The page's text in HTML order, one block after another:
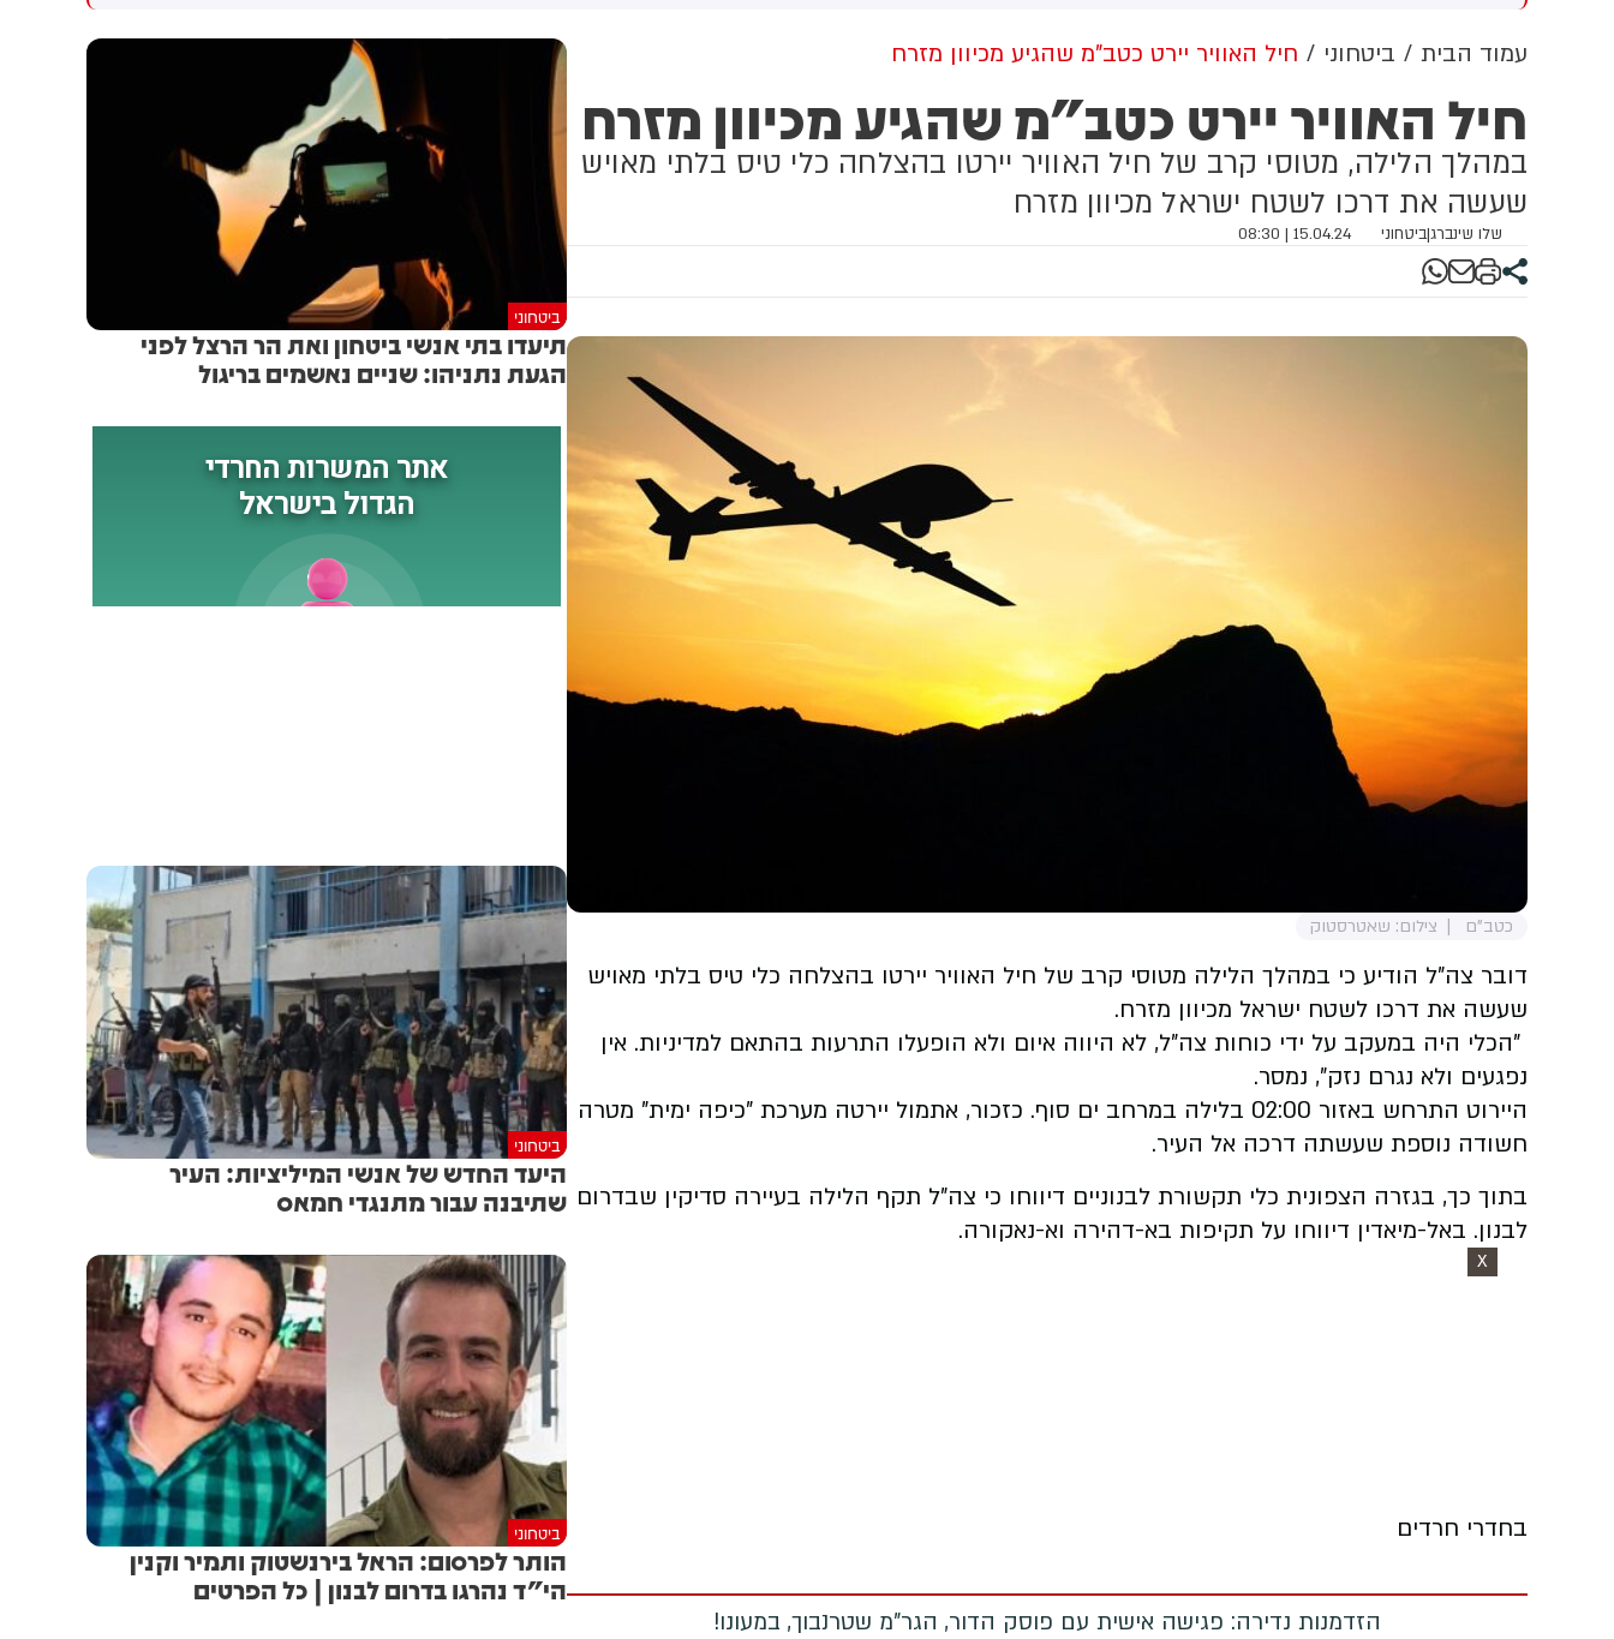
האזרחי. המהלך תלוי באישור
עמוד הבית ביטחוני חיל האוויר יירט כטב"מ שהגיע מכיוון מזרח
חיל האוויר יירט כטב"מ שהגיע מכיוון מזרח
במהלך הלילה, מטוסי קרב של חיל האוויר יירטו בהצלחה כלי טיס בלתי מאויש
שעשה את דרכו לשטח ישראל מכיוון מזרח
שלו שינברג|ביטחוני 15.04.24 | 08:30
כטב"ם צילום: שאטרסטוק
דובר צה"ל הודיע כי במהלך הלילה מטוסי קרב של חיל האוויר יירטו בהצלחה כלי טיס בלתי מאויש
שעשה את דרכו לשטח ישראל מכיוון מזרח.
"הכלי היה במעקב על ידי כוחות צה"ל, לא היווה איום ולא הופעלו התרעות בהתאם למדיניות. אין
נפגעים ולא נגרם נזק", נמסר.
היירוט התרחש באזור 02:00 בלילה במרחב ים סוף. כזכור, אתמול יירטה מערכת "כיפה ימית" מטרה
חשודה נוספת שעשתה דרכה אל העיר.
בתוך כך, בגזרה הצפונית כלי תקשורת לבנוניים דיווחו כי צה"ל תקף הלילה בעיירה סדיקין שבדרום
לבנון. באל-מיאדין דיווחו על תקיפות בא-דהירה וא-נאקורה.
X
בחדרי חרדים
הזדמנות נדירה: פגישה אישית עם פוסק הדור, הגר"מ שטרנבוך, במעונו!
ביטחוני
תיעדו בתי אנשי ביטחון ואת הר הרצל לפני
הגעת נתניהו: שניים נאשמים בריגול
ביטחוני
היעד החדש של אנשי המיליציות: העיר
שתיבנה עבור מתנגדי חמאס
ביטחוני
הותר לפרסום: הראל בירנשטוק ותמיר וקנין
הי"ד נהרגו בדרום לבנון | כל הפרטים